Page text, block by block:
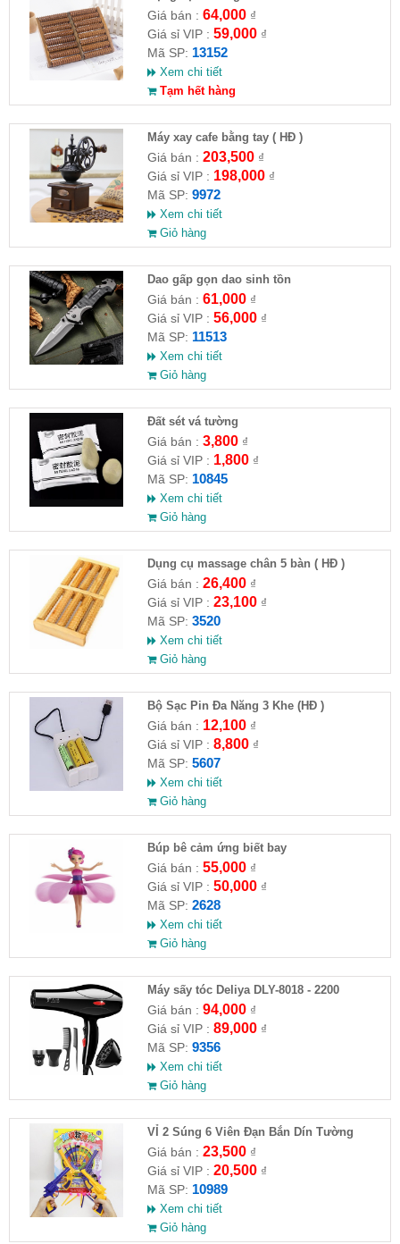
Giá bán : 64,000₫
Giá sỉ VIP : 59,000₫
Mã SP: 13152
Xem chi tiết
Tạm hết hàng
Máy xay cafe bằng tay ( HĐ )
Giá bán : 203,500₫
Giá sỉ VIP : 198,000₫
Mã SP: 9972
Xem chi tiết
Giỏ hàng
Dao gấp gọn dao sinh tồn
Giá bán : 61,000₫
Giá sỉ VIP : 56,000₫
Mã SP: 11513
Xem chi tiết
Giỏ hàng
Đất sét vá tường
Giá bán : 3,800₫
Giá sỉ VIP : 1,800₫
Mã SP: 10845
Xem chi tiết
Giỏ hàng
Dụng cụ massage chân 5 bàn ( HĐ )
Giá bán : 26,400₫
Giá sỉ VIP : 23,100₫
Mã SP: 3520
Xem chi tiết
Giỏ hàng
Bộ Sạc Pin Đa Năng 3 Khe (HĐ )
Giá bán : 12,100₫
Giá sỉ VIP : 8,800₫
Mã SP: 5607
Xem chi tiết
Giỏ hàng
​Búp bê cảm ứng biết bay
Giá bán : 55,000₫
Giá sỉ VIP : 50,000₫
Mã SP: 2628
Xem chi tiết
Giỏ hàng
Máy sấy tóc Deliya DLY-8018 - 2200
Giá bán : 94,000₫
Giá sỉ VIP : 89,000₫
Mã SP: 9356
Xem chi tiết
Giỏ hàng
VỈ 2 Súng 6 Viên Đạn Bắn Dín Tường
Giá bán : 23,500₫
Giá sỉ VIP : 20,500₫
Mã SP: 10989
Xem chi tiết
Giỏ hàng